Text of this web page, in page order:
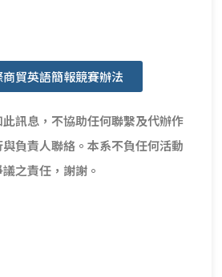
貿英語簡報競賽辦法
訊息，不協助任何聯繫及代辦作
負責人聯絡。本系不負任何活動
之責任，謝謝。